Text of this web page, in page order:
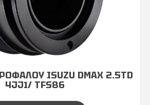
ISUZU DMAX 2.5TD
4JJ1/ TFS86